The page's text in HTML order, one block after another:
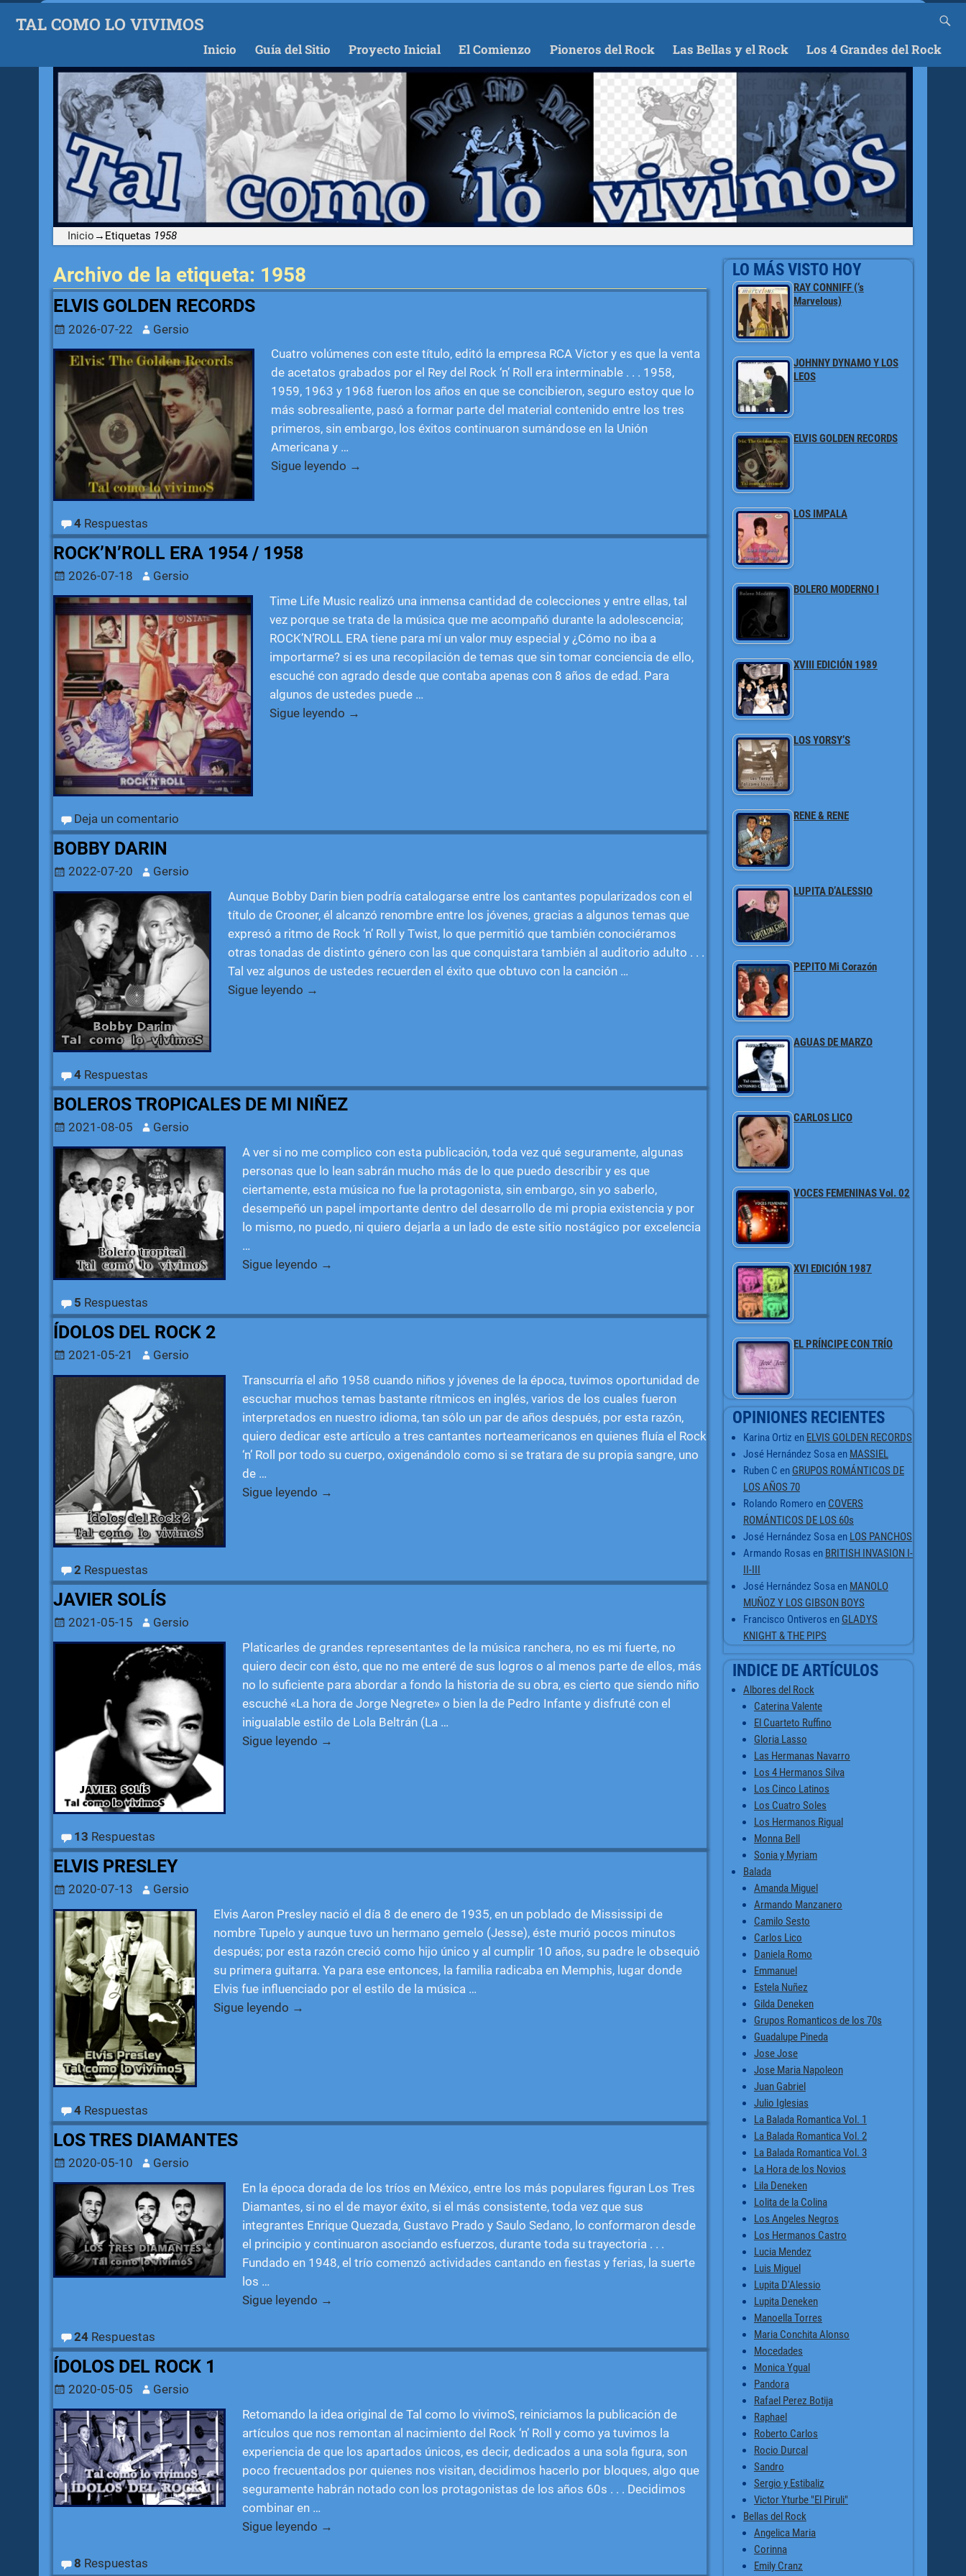
TAL COMO LO VIVIMOS
Inicio Guía del Sitio Proyecto Inicial El Comienzo Pioneros del Rock Las Bellas y el Rock Los 4 Grandes del Rock
Inicio →Etiquetas 1958
Archivo de la etiqueta: 1958
ELVIS GOLDEN RECORDS
2026-07-22
Gersio
Cuatro volúmenes con este título, editó la empresa RCA Víctor y es que la venta
de acetatos grabados por el Rey del Rock ‘n’ Roll era interminable . . . 1958,
1959, 1963 y 1968 fueron los años en que se concibieron, seguro estoy que lo
más sobresaliente, pasó a formar parte del material contenido entre los tres
primeros, sin embargo, los éxitos continuaron sumándose en la Unión
Americana y …
Sigue leyendo →
4 Respuestas
ROCK’N’ROLL ERA 1954 / 1958
2026-07-18
Gersio
Time Life Music realizó una inmensa cantidad de colecciones y entre ellas, tal
vez porque se trata de la música que me acompañó durante la adolescencia;
ROCK’N’ROLL ERA tiene para mí un valor muy especial y ¿Cómo no iba a
importarme? si es una recopilación de temas que sin tomar conciencia de ello,
escuché con agrado desde que contaba apenas con 8 años de edad. Para
algunos de ustedes puede …
Sigue leyendo →
Deja un comentario
BOBBY DARIN
2022-07-20
Gersio
Aunque Bobby Darin bien podría catalogarse entre los cantantes popularizados con el
título de Crooner, él alcanzó renombre entre los jóvenes, gracias a algunos temas que
expresó a ritmo de Rock ‘n’ Roll y Twist, lo que permitió que también conociéramos
otras tonadas de distinto género con las que conquistara también al auditorio adulto . . .
Tal vez algunos de ustedes recuerden el éxito que obtuvo con la canción …
Sigue leyendo →
4 Respuestas
BOLEROS TROPICALES DE MI NIÑEZ
2021-08-05
Gersio
A ver si no me complico con esta publicación, toda vez qué seguramente, algunas
personas que lo lean sabrán mucho más de lo que puedo describir y es que
ciertamente, esta música no fue la protagonista, sin embargo, sin yo saberlo,
desempeñó un papel importante dentro del desarrollo de mi propia existencia y por
lo mismo, no puedo, ni quiero dejarla a un lado de este sitio nostágico por excelencia
…
Sigue leyendo →
5 Respuestas
ÍDOLOS DEL ROCK 2
2021-05-21
Gersio
Transcurría el año 1958 cuando niños y jóvenes de la época, tuvimos oportunidad de
escuchar muchos temas bastante rítmicos en inglés, varios de los cuales fueron
interpretados en nuestro idioma, tan sólo un par de años después, por esta razón,
quiero dedicar este artículo a tres cantantes norteamericanos en quienes fluía el Rock
‘n’ Roll por todo su cuerpo, oxigenándolo como si se tratara de su propia sangre, uno
de …
Sigue leyendo →
2 Respuestas
JAVIER SOLÍS
2021-05-15
Gersio
Platicarles de grandes representantes de la música ranchera, no es mi fuerte, no
quiero decir con ésto, que no me enteré de sus logros o al menos parte de ellos, más
no lo suficiente para abordar a fondo la historia de su obra, es cierto que siendo niño
escuché «La hora de Jorge Negrete» o bien la de Pedro Infante y disfruté con el
inigualable estilo de Lola Beltrán (La …
Sigue leyendo →
13 Respuestas
ELVIS PRESLEY
2020-07-13
Gersio
Elvis Aaron Presley nació el día 8 de enero de 1935, en un poblado de Mississipi de
nombre Tupelo y aunque tuvo un hermano gemelo (Jesse), éste murió pocos minutos
después; por esta razón creció como hijo único y al cumplir 10 años, su padre le obsequió
su primera guitarra. Ya para ese entonces, la familia radicaba en Memphis, lugar donde
Elvis fue influenciado por el estilo de la música …
Sigue leyendo →
4 Respuestas
LOS TRES DIAMANTES
2020-05-10
Gersio
En la época dorada de los tríos en México, entre los más populares figuran Los Tres
Diamantes, si no el de mayor éxito, si el más consistente, toda vez que sus
integrantes Enrique Quezada, Gustavo Prado y Saulo Sedano, lo conformaron desde
el principio y continuaron asociando esfuerzos, durante toda su trayectoria . . .
Fundado en 1948, el trío comenzó actividades cantando en fiestas y ferias, la suerte
los …
Sigue leyendo →
24 Respuestas
ÍDOLOS DEL ROCK 1
2020-05-05
Gersio
Retomando la idea original de Tal como lo vivimoS, reiniciamos la publicación de
artículos que nos remontan al nacimiento del Rock ‘n’ Roll y como ya tuvimos la
experiencia de que los apartados únicos, es decir, dedicados a una sola figura, son
poco frecuentados por quienes nos visitan, decidimos hacerlo por bloques, algo que
seguramente habrán notado con los protagonistas de los años 60s . . . Decidimos
combinar en …
Sigue leyendo →
8 Respuestas
LO MÁS VISTO HOY
RAY CONNIFF (‘s
Marvelous)
JOHNNY DYNAMO Y LOS
LEOS
ELVIS GOLDEN RECORDS
LOS IMPALA
BOLERO MODERNO I
XVIII EDICIÓN 1989
LOS YORSY’S
RENE & RENE
LUPITA D’ALESSIO
PEPITO Mi Corazón
AGUAS DE MARZO
CARLOS LICO
VOCES FEMENINAS Vol. 02
XVI EDICIÓN 1987
EL PRÍNCIPE CON TRÍO
OPINIONES RECIENTES
Karina Ortiz en ELVIS GOLDEN RECORDS
José Hernández Sosa en MASSIEL
Ruben C en GRUPOS ROMÁNTICOS DE
LOS AÑOS 70
Rolando Romero en COVERS
ROMÁNTICOS DE LOS 60s
José Hernández Sosa en LOS PANCHOS
Armando Rosas en BRITISH INVASION I-
II-III
José Hernández Sosa en MANOLO
MUÑOZ Y LOS GIBSON BOYS
Francisco Ontiveros en GLADYS
KNIGHT & THE PIPS
INDICE DE ARTÍCULOS
Albores del Rock
Caterina Valente
El Cuarteto Ruffino
Gloria Lasso
Las Hermanas Navarro
Los 4 Hermanos Silva
Los Cinco Latinos
Los Cuatro Soles
Los Hermanos Rigual
Monna Bell
Sonia y Myriam
Balada
Amanda Miguel
Armando Manzanero
Camilo Sesto
Carlos Lico
Daniela Romo
Emmanuel
Estela Nuñez
Gilda Deneken
Grupos Romanticos de los 70s
Guadalupe Pineda
Jose Jose
Jose Maria Napoleon
Juan Gabriel
Julio Iglesias
La Balada Romantica Vol. 1
La Balada Romantica Vol. 2
La Balada Romantica Vol. 3
La Hora de los Novios
Lila Deneken
Lolita de la Colina
Los Angeles Negros
Los Hermanos Castro
Lucia Mendez
Luis Miguel
Lupita D'Alessio
Lupita Deneken
Manoella Torres
Maria Conchita Alonso
Mocedades
Monica Ygual
Pandora
Rafael Perez Botija
Raphael
Roberto Carlos
Rocio Durcal
Sandro
Sergio y Estibaliz
Victor Yturbe "El Piruli"
Bellas del Rock
Angelica Maria
Corinna
Emily Cranz